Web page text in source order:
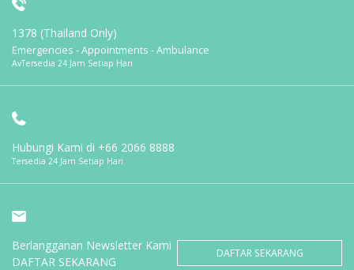
1378 (Thailand Only)
Emergencies - Appointments - Ambulance
AvTersedia 24 Jam Setiap Hari
Hubungi Kami di +66 2066 8888
Tersedia 24 Jam Setiap Hari
Berlangganan Newsletter Kami
DAFTAR SEKARANG
DAFTAR SEKARANG